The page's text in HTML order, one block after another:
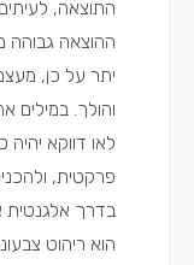
התוצאה,
ההוצאה
יתר על כן,
והולך. במילים
לאו דווקא
פרקטית,
בדרך
הוא ריהוט